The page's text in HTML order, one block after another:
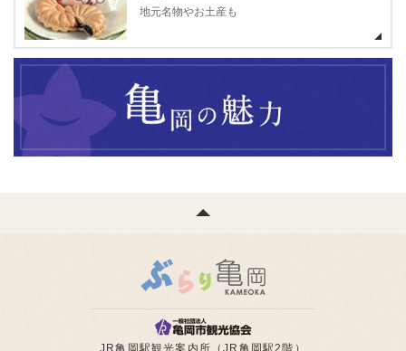
地元名物やお土産も
JR亀岡駅観光案内所（JR亀岡駅2階）